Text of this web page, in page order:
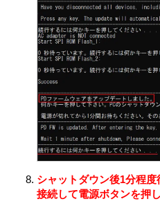
サービスに関する情報の
は別途お客さまの同意を
(オ) VAIOの製品およびサ
いソフトウェア製品の設
(カ) VAIOまたは第三者に
発・性能向上
(キ) 適用法令等の遵守
VAIOは、本情報を次に
できるものとします。
(ア) VAIOは、本目的の
が、本製品、許諾ソフト
示し、共有できるものと
(イ) VAIOは、法令で要求
シャットダウン後1分程
接続して電源ボタンを押